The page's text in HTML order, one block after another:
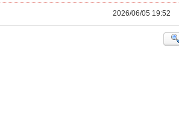
2026/06/05 19:52